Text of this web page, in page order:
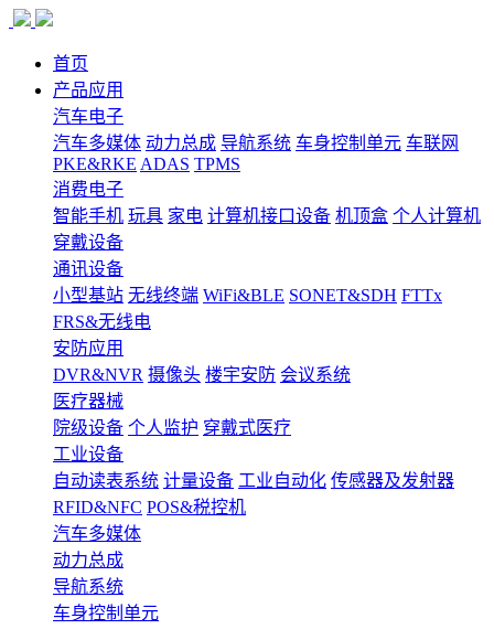
首页
产品应用
汽车电子
汽车多媒体 动力总成 导航系统 车身控制单元 车联网
PKE&RKE ADAS TPMS
消费电子
智能手机 玩具 家电 计算机接口设备 机顶盒 个人计算机
穿戴设备
通讯设备
小型基站 无线终端 WiFi&BLE SONET&SDH FTTx
FRS&无线电
安防应用
DVR&NVR 摄像头 楼宇安防 会议系统
医疗器械
院级设备 个人监护 穿戴式医疗
工业设备
自动读表系统 计量设备 工业自动化 传感器及发射器
RFID&NFC POS&税控机
汽车多媒体
动力总成
导航系统
车身控制单元